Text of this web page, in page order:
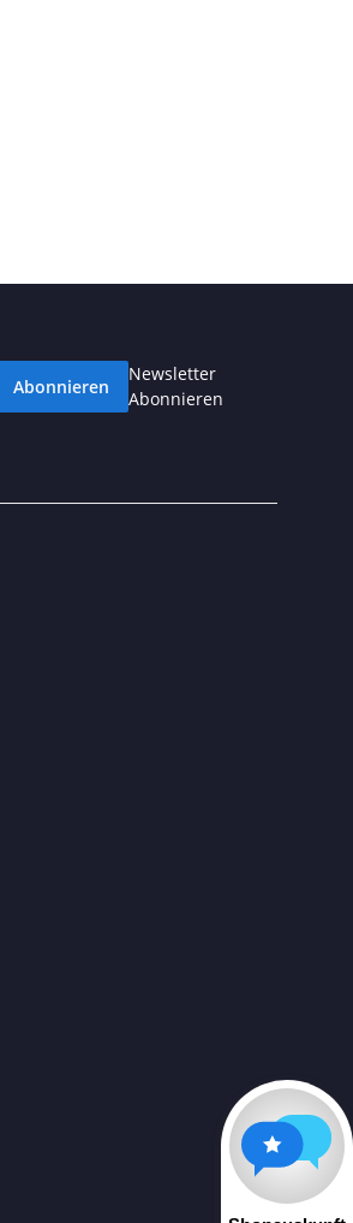
Abonnieren
Newsletter
Abonnieren